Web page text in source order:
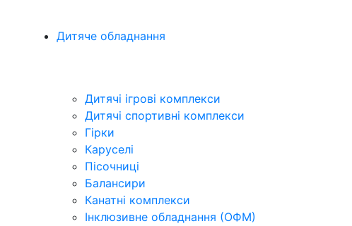
Дитяче обладнання
Дитячі ігрові комплекси
Дитячі спортивні комплекси
Гірки
Каруселі
Пісочниці
Балансири
Канатні комплекси
Інклюзивне обладнання (ОФМ)